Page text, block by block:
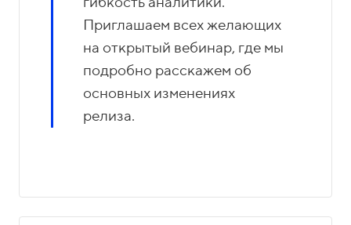
Приглашаем всех желающих
на открытый вебинар, где мы
подробно расскажем об
основных изменениях
релиза.